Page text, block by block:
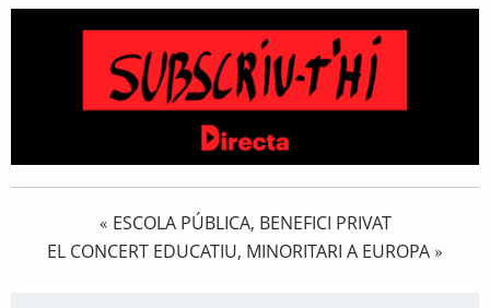
« ESCOLA PÚBLICA, BENEFICI PRIVAT
EL CONCERT EDUCATIU, MINORITARI A EUROPA »